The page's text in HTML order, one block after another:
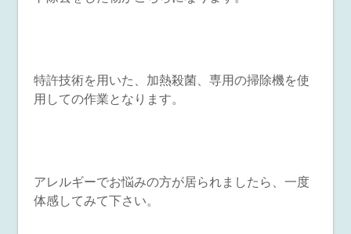
特許技術を用いた、加熱殺菌、専用の掃除機を使
用しての作業となります。
アレルギーでお悩みの方が居られましたら、一度
体感してみて下さい。